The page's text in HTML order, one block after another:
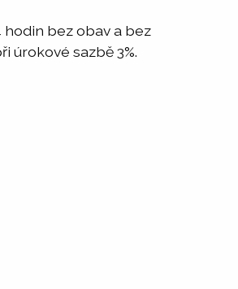
bez obav a bez
úrokové sazbě 3%.